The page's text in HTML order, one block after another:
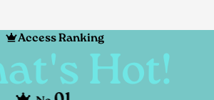
Hot!
No. 01